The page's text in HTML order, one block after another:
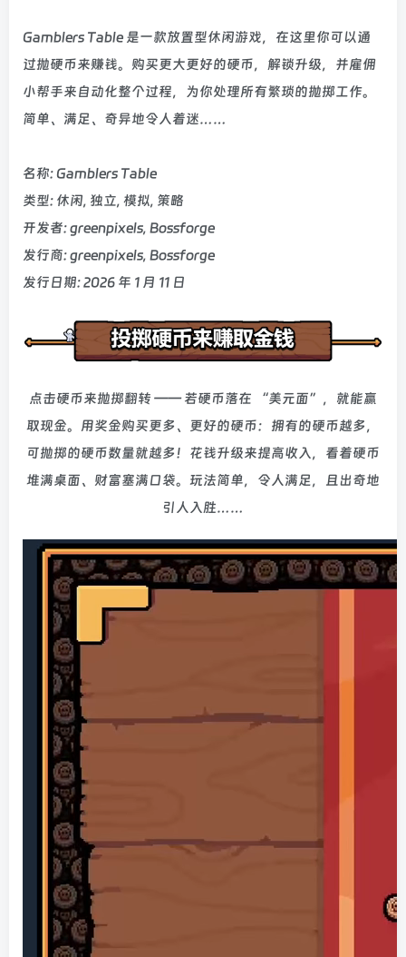
Gamblers Table 是一款放置型休闲游戏，在这里你可以通
过抛硬币来赚钱。购买更大更好的硬币，解锁升级，并雇佣
小帮手来自动化整个过程，为你处理所有繁琐的抛掷工作。
简单、满足、奇异地令人着迷……
名称: Gamblers Table
类型: 休闲, 独立, 模拟, 策略
开发者: greenpixels, Bossforge
发行商: greenpixels, Bossforge
发行日期: 2026 年 1 月 11 日
点击硬币来抛掷翻转 —— 若硬币落在 “美元面”，就能赢
取现金。用奖金购买更多、更好的硬币：拥有的硬币越多，
可抛掷的硬币数量就越多！花钱升级来提高收入，看着硬币
堆满桌面、财富塞满口袋。玩法简单，令人满足，且出奇地
引人入胜……